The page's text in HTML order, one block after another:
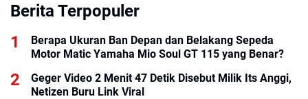
Berita Terpopuler
Berapa Ukuran Ban Depan dan Belakang Sepeda
Motor Matic Yamaha Mio Soul GT 115 yang Benar?
Geger Video 2 Menit 47 Detik Disebut Milik Its Anggi,
Netizen Buru Link Viral